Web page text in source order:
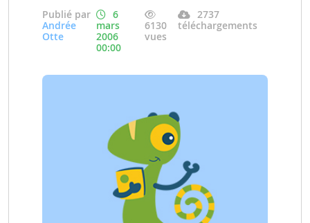
Publié par
Andrée
Otte
6
mars
2006
00:00
6130
vues
2737
téléchargements